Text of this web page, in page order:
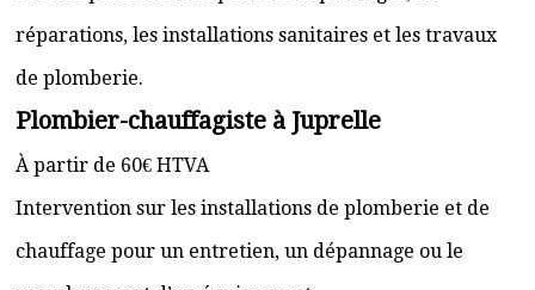
réparations, les installations sanitaires et les travaux
de plomberie.
Plombier-chauffagiste à Juprelle
À partir de 60€ HTVA
Intervention sur les installations de plomberie et de
chauffage pour un entretien, un dépannage ou le